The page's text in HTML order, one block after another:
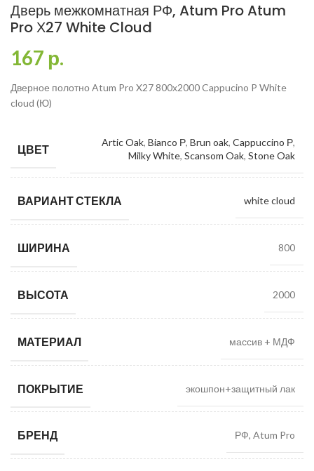
Дверь межкомнатная РФ, Atum Pro Atum
Pro Х27 White Cloud
167 р.
Дверное полотно Atum Pro X27 800х2000 Cappucino P White
cloud (Ю)
ЦВЕТ Artic Oak, Bianco Р, Brun oak, Cappuccino Р,
Milky White, Scansom Oak, Stone Oak
ВАРИАНТ СТЕКЛА white cloud
ШИРИНА 800
ВЫСОТА 2000
МАТЕРИАЛ массив + МДФ
ПОКРЫТИЕ экошпон+защитный лак
БРЕНД РФ, Atum Pro